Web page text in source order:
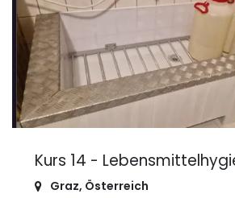
Kurs 14 -
Graz, Österreich